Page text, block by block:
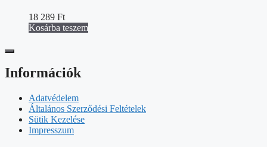
18 289 Ft
Kosárba teszem
Információk
Adatvédelem
Általános Szerződési Feltételek
Sütik Kezelése
Impresszum